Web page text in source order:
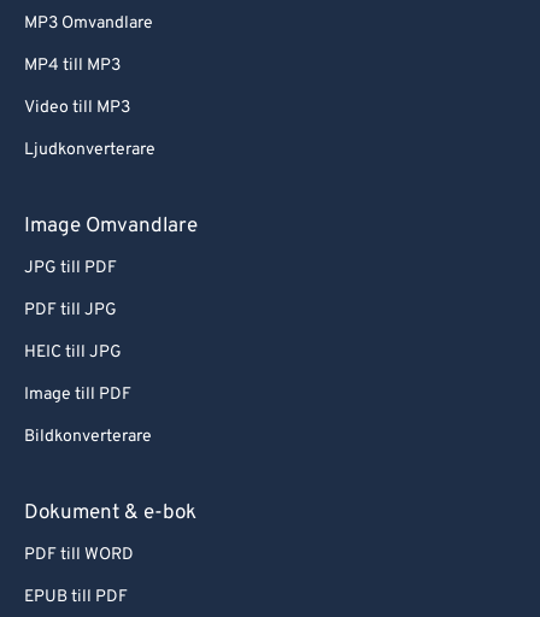
MP3 Omvandlare
MP4 till MP3
Video till MP3
Ljudkonverterare
Image Omvandlare
JPG till PDF
PDF till JPG
HEIC till JPG
Image till PDF
Bildkonverterare
Dokument & e-bok
PDF till WORD
EPUB till PDF